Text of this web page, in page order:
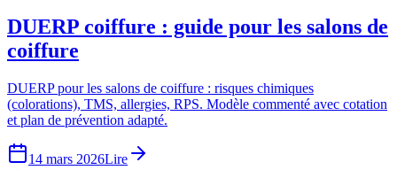
DUERP coiffure : guide pour les salons de
coiffure
DUERP pour les salons de coiffure : risques chimiques
(colorations), TMS, allergies, RPS. Modèle commenté avec cotation
et plan de prévention adapté.
14 mars 2026Lire